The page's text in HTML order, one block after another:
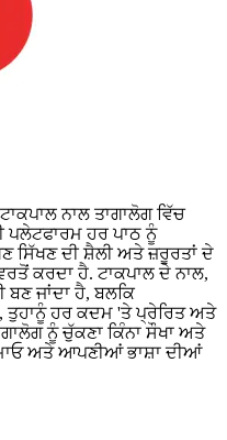
ਨਾਲ ਤਾਗਾਲੋਗ ਵਿੱਚ
ਪਲੇਟਫਾਰਮ ਹਰ ਪਾਠ ਨੂੰ
ਸਿੱਖਣ ਦੀ ਸ਼ੈਲੀ ਅਤੇ ਜ਼ਰੂਰਤਾਂ ਦੇ
ਕਰਦਾ ਹੈ. ਟਾਕਪਾਲ ਦੇ ਨਾਲ,
ਬਣ ਜਾਂਦਾ ਹੈ, ਬਲਕਿ
ਤੁਹਾਨੂੰ ਹਰ ਕਦਮ 'ਤੇ ਪ੍ਰੇਰਿਤ ਅਤੇ
ਨੂੰ ਚੁੱਕਣਾ ਕਿੰਨਾ ਸੌਖਾ ਅਤੇ
ਅਤੇ ਆਪਣੀਆਂ ਭਾਸ਼ਾ ਦੀਆਂ